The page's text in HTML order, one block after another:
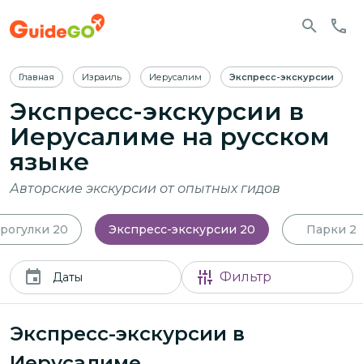
Главная Израиль Иерусалим Экспресс-экскурсии
Экспресс-экскурсии в
Иерусалиме на русском
языке
Авторские экскурсии от опытных гидов
20 Экспресс-экскурсии 20 Парки 2
Даты Фильтр
Экспресс-экскурсии в